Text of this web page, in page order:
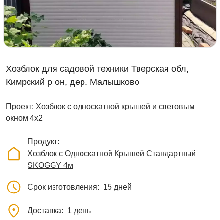
Хозблок для садовой техники Тверская обл,
Кимрский р-он, дер. Малышково
Проект: Хозблок с односкатной крышей и световым
окном 4х2
Продукт
Хозблок с Односкатной Крышей Стандартный
SKOGGY 4м
Срок изготовления 15 дней
Доставка 1 день